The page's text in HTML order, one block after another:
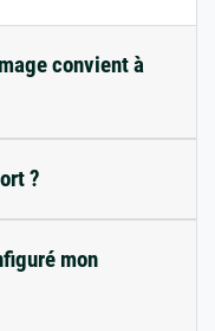
convient à
?
mon